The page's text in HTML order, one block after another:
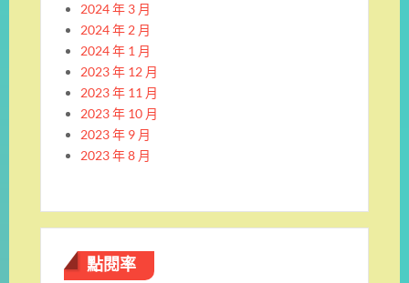
2024 年 3 月
2024 年 2 月
2024 年 1 月
2023 年 12 月
2023 年 11 月
2023 年 10 月
2023 年 9 月
2023 年 8 月
點閱率